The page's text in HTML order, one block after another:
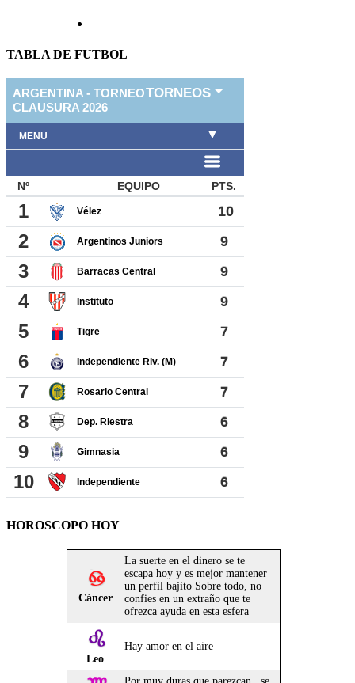
TABLA DE FUTBOL
HOROSCOPO HOY